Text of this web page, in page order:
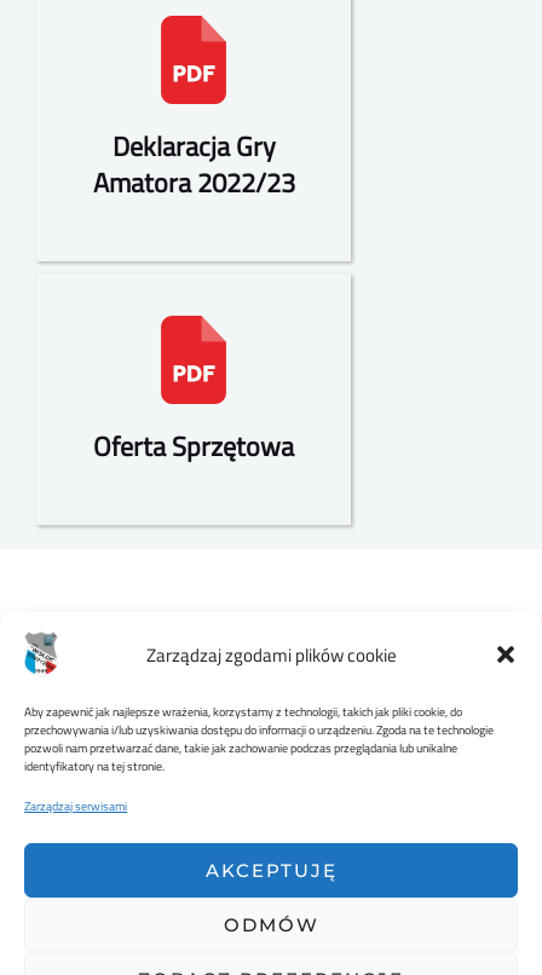
Zarządzaj zgodami plików cookie
Aby zapewnić jak najlepsze wrażenia, korzystamy z technologii, takich jak pliki cookie, do
przechowywania i/lub uzyskiwania dostępu do informacji o urządzeniu. Zgoda na te technologie
pozwoli nam przetwarzać dane, takie jak zachowanie podczas przeglądania lub unikalne
identyfikatory na tej stronie.
Zarządzaj serwisami
AKCEPTUJĘ
ODMÓW
Deklaracja Gry
Amatora 2022/23
Oferta Sprzętowa